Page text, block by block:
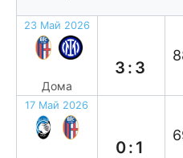
23 Май 2026
Дома
3:3
17 Май 2026
0:1